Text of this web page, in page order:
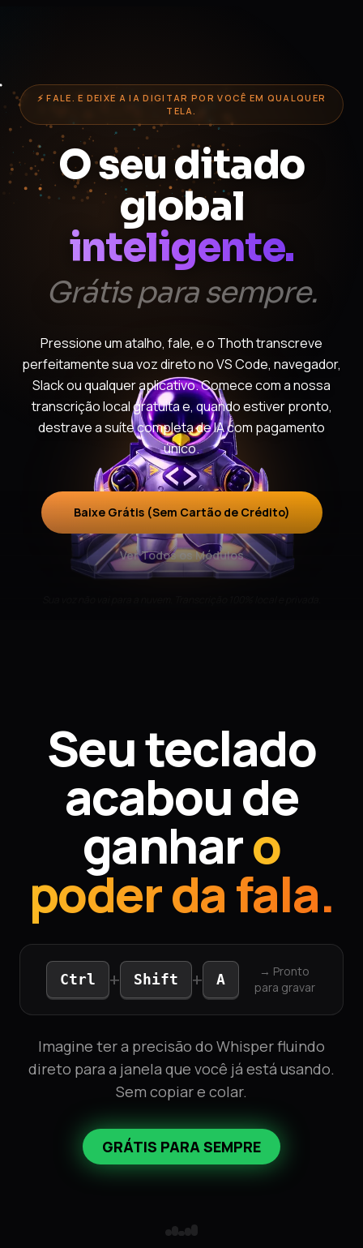
⚡ FALE. E DEIXE A IA DIGITAR POR VOCÊ EM QUALQUER
TELA.
O seu ditado
global
inteligente.
Grátis para sempre.
Pressione um atalho, fale, e o Thoth transcreve
perfeitamente sua voz direto no VS Code, navegador,
Slack ou qualquer aplicativo. Comece com a nossa
transcrição local gratuita e, quando estiver pronto,
destrave a suíte completa de IA com pagamento
único.
Baixe Grátis (Sem Cartão de Crédito)
Ver Todos os Módulos
Seu teclado
acabou de
ganharo
poder da fala.
Ctrl + Shift + A
→ Pronto
para gravar
Imagine ter a precisão do Whisper fluindo
direto para a janela que você já está usando.
Sem copiar e colar.
GRÁTIS PARA SEMPRE